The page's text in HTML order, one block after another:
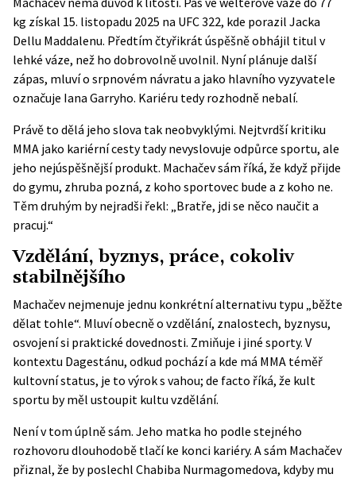
kg získal 15. listopadu 2025 na UFC 322, kde porazil Jacka
Dellu Maddalenu. Předtím čtyřikrát úspěšně obhájil titul v
lehké váze, než ho dobrovolně uvolnil. Nyní plánuje další
zápas, mluví o srpnovém návratu a jako hlavního vyzyvatele
označuje Iana Garryho. Kariéru tedy rozhodně nebalí.
Právě to dělá jeho slova tak neobvyklými. Nejtvrdší kritiku
MMA jako kariérní cesty tady nevyslovuje odpůrce sportu, ale
jeho nejúspěšnější produkt. Machačev sám říká, že když přijde
do gymu, zhruba pozná, z koho sportovec bude a z koho ne.
Těm druhým by nejradši řekl: „Bratře, jdi se něco naučit a
pracuj.“
Vzdělání, byznys, práce, cokoliv
stabilnějšího
Machačev nejmenuje jednu konkrétní alternativu typu „běžte
dělat tohle“. Mluví obecně o vzdělání, znalostech, byznysu,
osvojení si praktické dovednosti. Zmiňuje i jiné sporty. V
kontextu Dagestánu, odkud pochází a kde má MMA téměř
kultovní status, je to výrok s vahou; de facto říká, že kult
sportu by měl ustoupit kultu vzdělání.
Není v tom úplně sám. Jeho matka ho podle stejného
rozhovoru dlouhodobě tlačí ke konci kariéry. A sám Machačev
přiznal, že by poslechl Chabiba Nurmagomedova, kdyby mu